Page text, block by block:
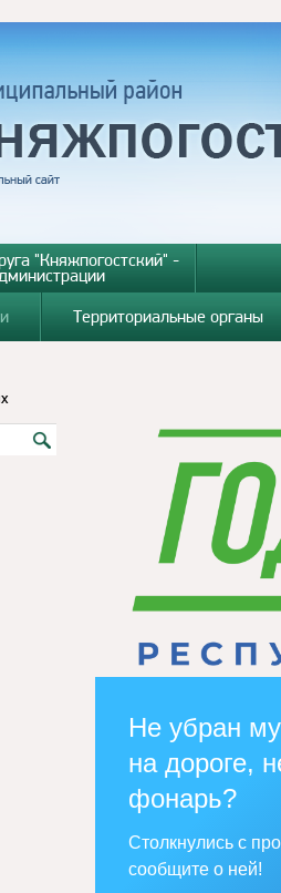
"Княжпогостский" -
Территориальные органы
Не убран
на дороге,
фонарь?
Столкнулись с
сообщите о ней!